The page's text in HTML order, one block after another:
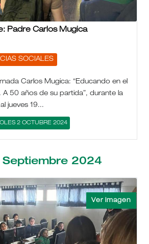
Padre Carlos Mugica
SOCIALES
Carlos Mugica: “Educando en el
50 años de su partida”, durante la
jueves 19...
2 OCTUBRE 2024
2024